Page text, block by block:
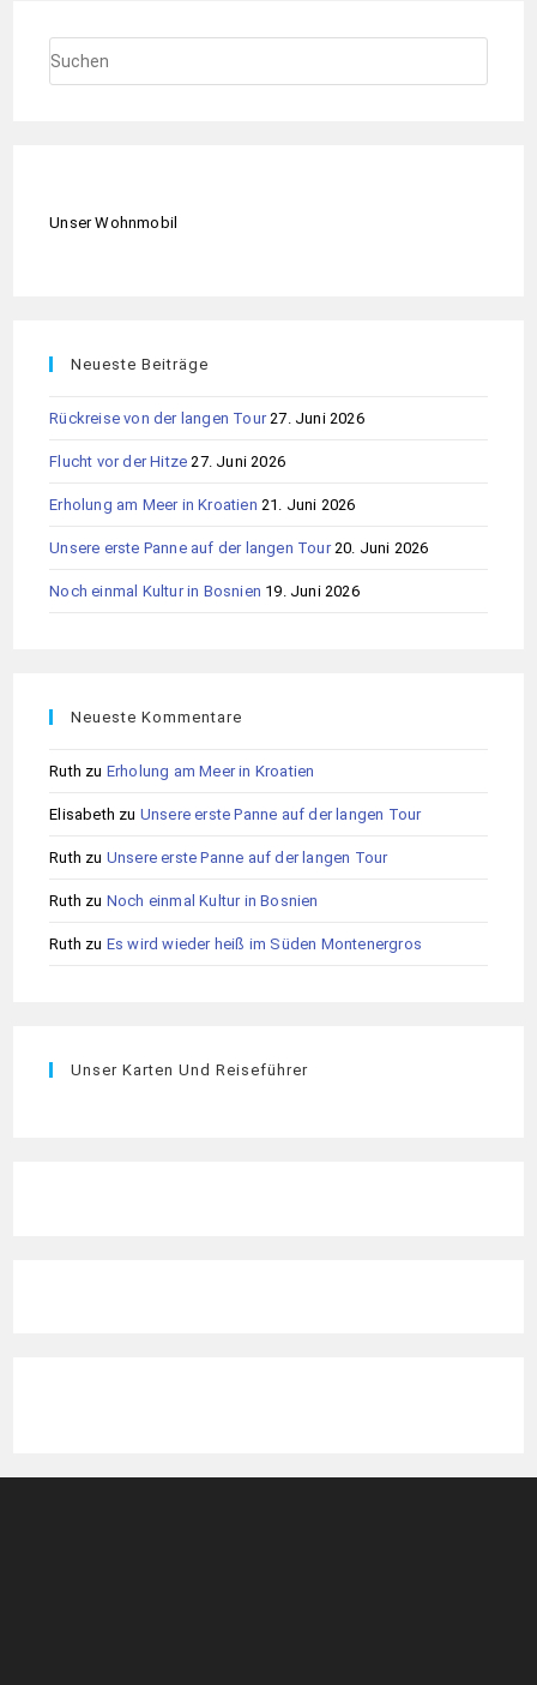
Unser Wohnmobil
Neueste Beiträge
Rückreise von der langen Tour 27. Juni 2026
Flucht vor der Hitze 27. Juni 2026
Erholung am Meer in Kroatien 21. Juni 2026
Unsere erste Panne auf der langen Tour 20. Juni 2026
Noch einmal Kultur in Bosnien 19. Juni 2026
Neueste Kommentare
Ruth zu Erholung am Meer in Kroatien
Elisabeth zu Unsere erste Panne auf der langen Tour
Ruth zu Unsere erste Panne auf der langen Tour
Ruth zu Noch einmal Kultur in Bosnien
Ruth zu Es wird wieder heiß im Süden Montenergros
Unser Karten Und Reiseführer